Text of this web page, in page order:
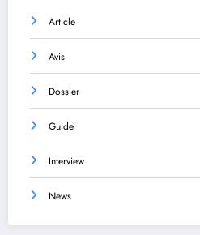
Article
Avis
Dossier
Guide
Interview
News